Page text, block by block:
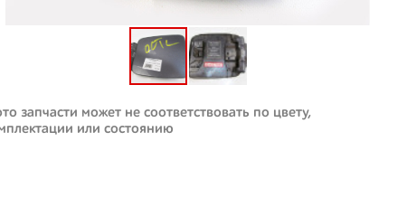
запчасти может не соответствовать по цвету,
или состоянию